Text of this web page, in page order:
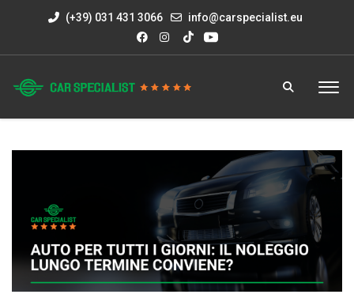
(+39) 031 431 3066 info@carspecialist.eu